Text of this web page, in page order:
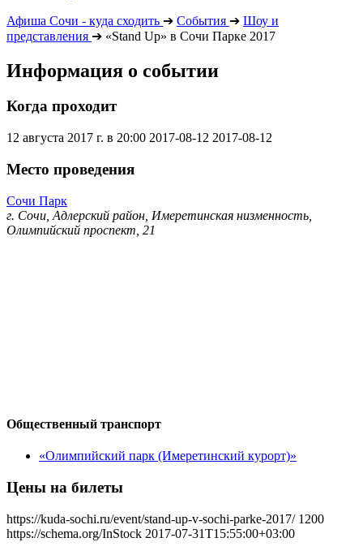
Афиша Сочи - куда сходить ➔ События ➔ Шоу и
представления ➔ «Stand Up» в Сочи Парке 2017
Информация о событии
Когда проходит
12 августа 2017 г. в 20:00 2017-08-12 2017-08-12
Место проведения
Сочи Парк
г. Сочи, Адлерский район, Имеретинская низменность,
Олимпийский проспект, 21
Общественный транспорт
«Олимпийский парк (Имеретинский курорт)»
Цены на билеты
https://kuda-sochi.ru/event/stand-up-v-sochi-parke-2017/ 1200
https://schema.org/InStock 2017-07-31T15:55:00+03:00